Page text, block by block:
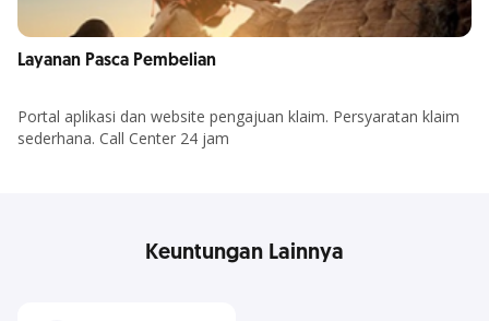
Layanan Pasca Pembelian
Portal aplikasi dan website pengajuan klaim. Persyaratan klaim
sederhana. Call Center 24 jam
Keuntungan Lainnya